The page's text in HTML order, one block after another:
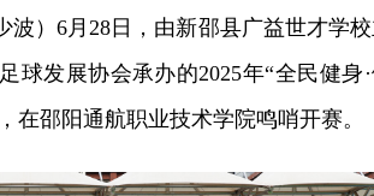
波）6月28日，由新邵县广益世才学
球发展协会承办的2025年“全民健身
在邵阳通航职业技术学院鸣哨开赛。